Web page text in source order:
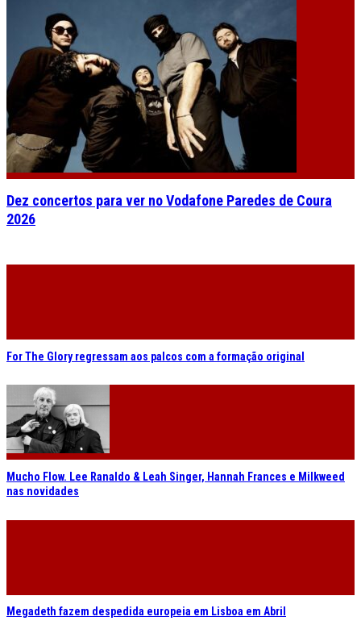
Dez concertos para ver no Vodafone Paredes de Coura
2026
For The Glory regressam aos palcos com a formação original
Mucho Flow. Lee Ranaldo & Leah Singer, Hannah Frances e Milkweed
nas novidades
Megadeth fazem despedida europeia em Lisboa em Abril